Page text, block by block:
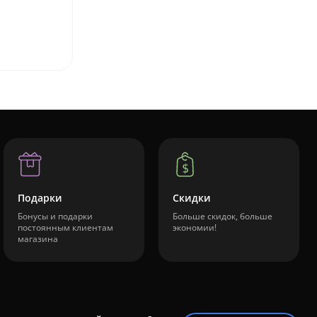
Подарки
Бонусы и подарки
постоянным клиентам
магазина
Скидки
Больше скидок, больше
экономии!